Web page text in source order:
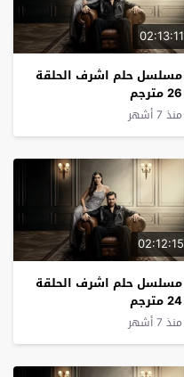
02:13:11
مسلسل حلم اشرف الحلقة
26 مترجم
منذ 7 أشهر
02:12:15
مسلسل حلم اشرف الحلقة
24 مترجم
منذ 7 أشهر